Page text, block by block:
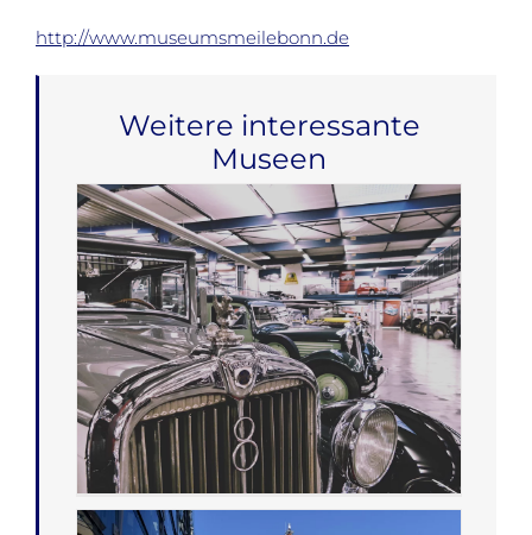
http://www.museumsmeilebonn.de
Weitere interessante
Museen